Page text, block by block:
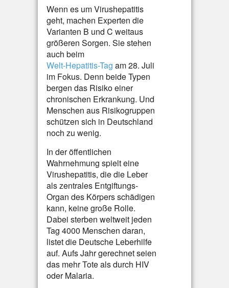
Wenn es um Virushepatitis
geht, machen Experten die
Varianten B und C weitaus
größeren Sorgen. Sie stehen
auch beim
Welt-Hepatitis-Tag am 28. Juli
im Fokus. Denn beide Typen
bergen das Risiko einer
chronischen Erkrankung. Und
Menschen aus Risikogruppen
schützen sich in Deutschland
noch zu wenig.
In der öffentlichen
Wahrnehmung spielt eine
Virushepatitis, die die Leber
als zentrales Entgiftungs-
Organ des Körpers schädigen
kann, keine große Rolle.
Dabei sterben weltweit jeden
Tag 4000 Menschen daran,
listet die Deutsche Leberhilfe
auf. Aufs Jahr gerechnet seien
das mehr Tote als durch HIV
oder Malaria.